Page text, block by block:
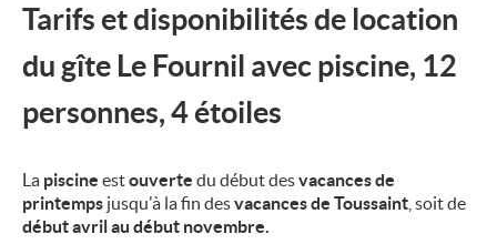
Tarifs et disponibilités de location
du gîte Le Fournil avec piscine, 12
personnes, 4 étoiles
La piscine estouverte du début desvacances de
printemps jusqu'à la fin desvacances de Toussaint , soit de
début avril au début novembre.